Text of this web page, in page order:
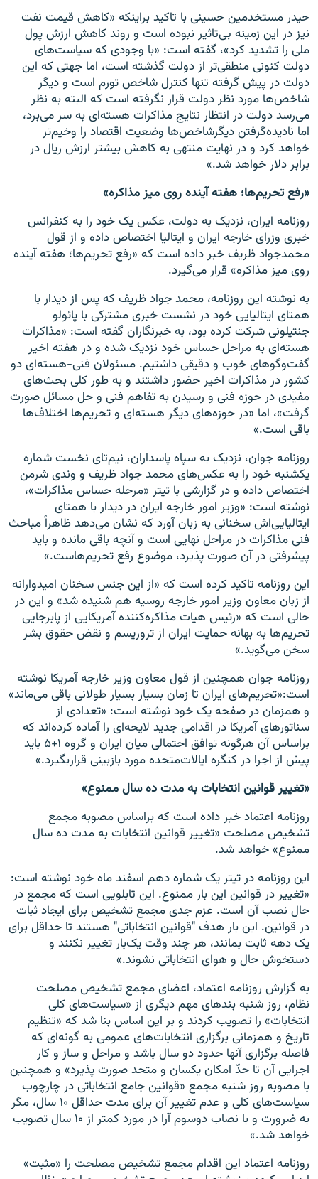
حیدر مستخدمین‌ حسینی با تاکید براینکه «کاهش قیمت نفت
نیز در این زمینه بی‌تاثیر نبوده است و روند کاهش ارزش پول
ملی را تشدید کرد»، گفته است: «با وجودی که سیاست‌های
دولت کنونی منطقی‌تر از دولت گذشته است، اما جهتی که این
دولت در پیش گرفته تنها کنترل شاخص تورم است و دیگر
شاخص‌ها مورد نظر دولت قرار نگرفته است که البته به نظر
می‌رسد دولت در انتظار نتایج مذاکرات هسته‌ای به سر می‌برد،
اما نادیده‌گرفتن دیگرشاخص‌ها وضعیت اقتصاد را وخیم‌تر
خواهد کرد و در ‌‌نهایت منتهی به کاهش بیشتر ارزش ریال در
برابر دلار خواهد شد.»
«رفع تحریم‌ها؛ هفته آینده روی میز مذاکره»
روزنامه ایران، نزدیک به دولت، عکس یک خود را به کنفرانس
خبری وزرای خارجه ایران و ایتالیا اختصاص داده و از قول
محمدجواد ظریف خبر داده است که «رفع تحریم‌ها؛ هفته آینده
روی میز مذاکره» قرار می‌گیرد.
به نوشته این روزنامه، محمد جواد ظریف که پس از دیدار با
همتای ایتالیایی خود در نشست خبری مشترکی با پائولو
جنتیلونی شرکت کرده بود، به خبرنگاران گفته است: «مذاکرات
هسته‌ای به مراحل حساس خود نزدیک شده و در هفته اخیر
گفت‌و‌گوهای خوب و دقیقی داشتیم. مسئولان فنی-هسته‌ای دو
کشور در مذاکرات اخیر حضور داشتند و به طور کلی بحث‌های
مفیدی در حوزه فنی و رسیدن به تفاهم فنی و حل مسائل صورت
گرفت»، اما «در حوزه‌های دیگر هسته‌ای و تحریم‌ها اختلاف‌ها
باقی است.»
روزنامه جوان، نزدیک به سپاه پاسداران، نیم‌تای نخست شماره
یکشنبه خود را به عکس‌های محمد جواد ظریف و وندی شرمن
اختصاص داده و در گزارشی با تیتر «مرحله حساس مذاکرات»،
نوشته است: «وزیر امور خارجه ایران در دیدار با همتای
ایتالیایی‌اش سخنانی به زبان آورد که نشان می‌دهد ظاهراً مباحث
فنی مذاکرات در ‏مراحل نهایی است و آنچه باقی مانده و باید
پیشرفتی در آن صورت پذیرد، موضوع رفع تحریم‌هاست.»
این روزنامه تاکید کرده است که «از این جنس سخنان ‏امیدوارانه
از زبان معاون وزیر امور خارجه روسیه هم شنیده شد» و ‏این در
حالی است که «رئیس هیات مذاکره‌کننده آمریکایی از پابرجایی
تحریم‌ها به بهانه حمایت ایران از تروریسم و نقض حقوق بشر
سخن می‌گوید.»
روزنامه جوان همچنین از قول معاون وزیر خارجه آمریکا نوشته
است:«تحریم‌های‌ ایران‌ تا‌ زمان ‌بسیار‌ بسیار‌ طولانی‌ باقی‌ می‌ماند‌»
و همزمان در صفحه یک خود نوشته است: «تعدادی ‌از‌
سناتورهای‌ آمریکا‌ در‌ اقدامی ‌جدید‌ لایحه‌ای ‌را ‌آماده‌ کرده‌اند ‌که‌
بر‌اساس ‌آن‌ هر‌گونه ‌توافق‌ احتمالی ‌میان ‌ایران‌ و ‌گروه‌ ۱+۵ باید‌
پیش ‌از ‌اجرا‌ در ‌کنگره ‌ایالات‌متحده‌ مورد ‌بازبینی‌ قرار‌بگیرد.»
«تغییر قوانین انتخابات به مدت ده سال ممنوع»
روزنامه اعتماد خبر داده است که براساس مصوبه مجمع
تشخیص مصلحت «تغییر قوانین انتخابات به مدت ده سال
ممنوع» خواهد شد.
این روزنامه در تیتر یک شماره دهم اسفند ماه خود نوشته است:
«تغییر در قوانین این‌ بار ممنوع. این تابلویی است که مجمع در
حال نصب آن است. عزم جدی مجمع تشخیص برای ایجاد ثبات
در قوانین. این‌ بار هدف "قوانین انتخاباتی" هستند تا حداقل برای
یک دهه ثابت بمانند، هر چند وقت یک‌بار تغییر نکنند و
دستخوش حال و هوای انتخاباتی نشوند.»
به گزارش روزنامه اعتماد، اعضای مجمع تشخیص مصلحت
نظام، روز شنبه بندهای مهم دیگری از «سیاست‌های کلی
انتخابات» را تصویب کردند و بر این اساس بنا شد که «تنظیم
تاریخ و همزمانی برگزاری انتخابات‌های عمومی به گونه‌ای که
فاصله برگزاری آنها حدود دو سال ‌باشد و مراحل و ساز و کار
اجرایی آن تا حدّ امکان یکسان و متحد صورت پذیرد» و همچنین
با مصوبه روز شنبه مجمع «قوانین جامع انتخاباتی در چارچوب
سیاست‌های کلی و عدم تغییر آن برای مدت حداقل ۱۰ سال، مگر
به ضرورت و با نصاب دوسوم آرا در مورد کمتر از ۱۰ سال تصویب
خواهد شد.»
روزنامه اعتماد این اقدام مجمع تشخیص مصلحت را «مثبت»